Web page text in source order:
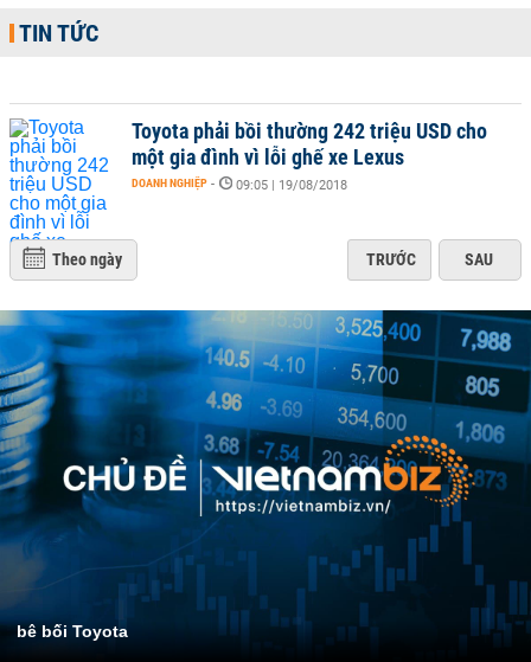
TIN TỨC
Toyota phải bồi thường 242 triệu USD cho
một gia đình vì lỗi ghế xe Lexus
DOANH NGHIỆP - 09:05 | 19/08/2018
Theo ngày TRƯỚC SAU
bê bối Toyota